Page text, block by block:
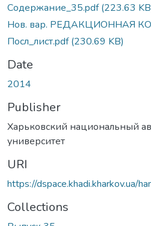
Cодержание_35.pdf(223.63
Нов. вар. РЕДАКЦИОННАЯ
Посл_лист.pdf(230.69 KB)
Date
2014
Publisher
Харьковский национальный
университет
URI
https://dspace.khadi.kharkov.ua/
Collections